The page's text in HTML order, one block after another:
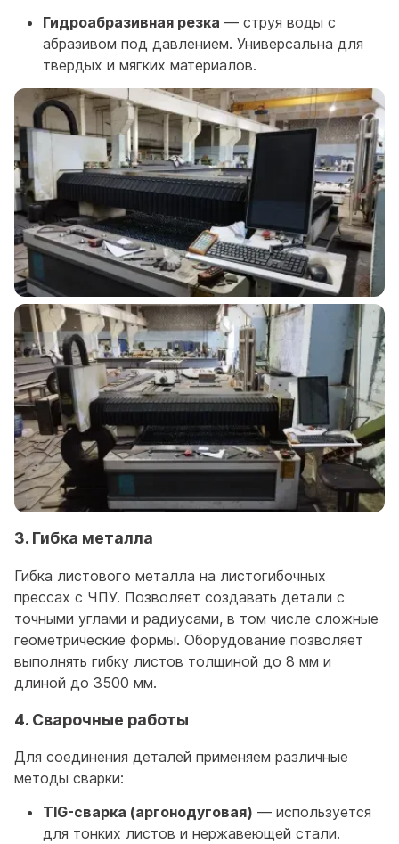
Гидроабразивная резка — струя воды с
абразивом под давлением. Универсальна для
твердых и мягких материалов.
3. Гибка металла
Гибка листового металла на листогибочных
прессах с ЧПУ. Позволяет создавать детали с
точными углами и радиусами, в том числе сложные
геометрические формы. Оборудование позволяет
выполнять гибку листов толщиной до 8 мм и
длиной до 3500 мм.
4. Сварочные работы
Для соединения деталей применяем различные
методы сварки:
TIG-сварка (аргонодуговая) — используется
для тонких листов и нержавеющей стали.